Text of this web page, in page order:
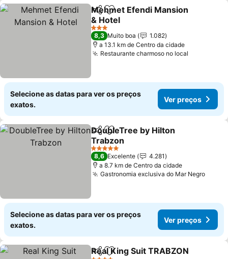
PartilharAdicionar aos favoritos
Mehmet Efendi Mansion
& Hotel
3 Estrelas
8,3 Muito boa
1.082
a 13.1 km de Centro da cidade
Restaurante charmoso no local
Selecione as datas para ver os preços
exatos.
Ver preços
PartilharAdicionar aos favoritos
DoubleTree by Hilton
Trabzon
5 Estrelas
8,6 Excelente
4.281
a 8.7 km de Centro da cidade
Gastronomia exclusiva do Mar Negro
Selecione as datas para ver os preços
exatos.
Ver preços
PartilharAdicionar aos favoritos
Real King Suit TRABZON